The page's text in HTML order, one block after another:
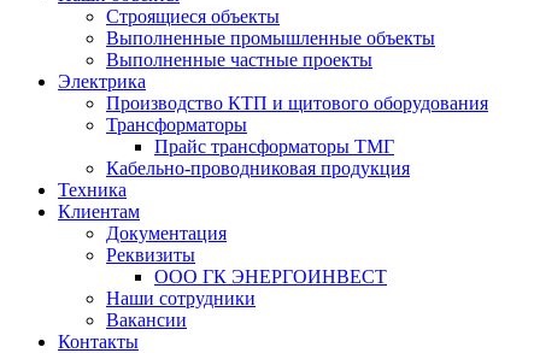
Строящиеся объекты
Выполненные промышленные объекты
Выполненные частные проекты
Электрика
Производство КТП и щитового оборудования
Трансформаторы
Прайс трансформаторы ТМГ
Кабельно-проводниковая продукция
Техника
Клиентам
Документация
Реквизиты
ООО ГК ЭНЕРГОИНВЕСТ
Наши сотрудники
Вакансии
Контакты